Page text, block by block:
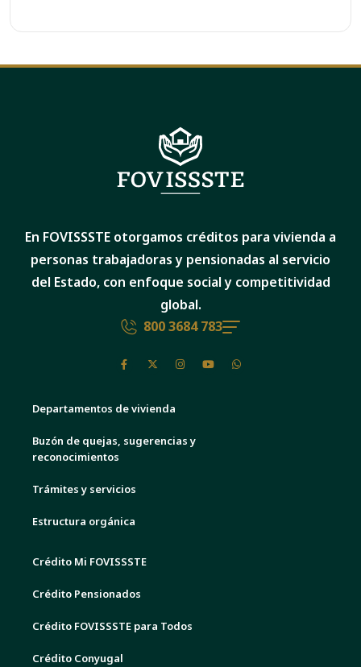
En FOVISSSTE otorgamos créditos para vivienda a
personas trabajadoras y pensionadas al servicio
del Estado, con enfoque social y competitividad
global.
800 3684 783
Departamentos de vivienda
Buzón de quejas, sugerencias y
reconocimientos
Trámites y servicios
Estructura orgánica
Crédito Mi FOVISSSTE
Crédito Pensionados
Crédito FOVISSSTE para Todos
Crédito Conyugal